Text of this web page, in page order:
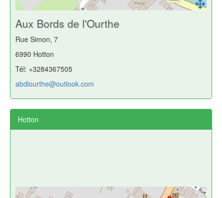
Aux Bords de l'Ourthe
Rue Simon, 7
6990 Hotton
Tél: +3284367505
abdlourthe@outlook.com
Hotton